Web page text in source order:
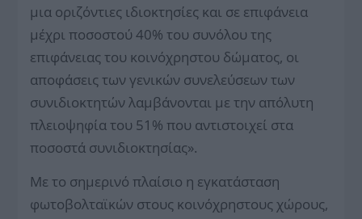
μια οριζόντιες ιδιοκτησίες και σε επιφάνεια
μέχρι ποσοστού 40% του συνόλου της
επιφάνειας του κοινόχρηστου δώματος, οι
αποφάσεις των γενικών συνελεύσεων των
συνιδιοκτητών λαμβάνονται με την απόλυτη
πλειοψηφία του 51% που αντιστοιχεί στα
ποσοστά συνιδιοκτησίας».
Με το σημερινό πλαίσιο η εγκατάσταση
φωτοβολταϊκών στους κοινόχρηστους χώρους,